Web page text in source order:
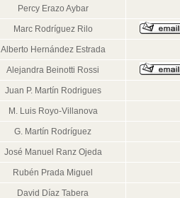
Percy Erazo Aybar
Marc Rodríguez Rilo
Alberto Hernández Estrada
Alejandra Beinotti Rossi
Juan P. Martín Rodrigues
M. Luis Royo-Villanova
G. Martín Rodríguez
José Manuel Ranz Ojeda
Rubén Prada Miguel
David Díaz Tabera